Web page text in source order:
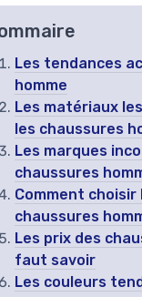
Les tendances
homme
Les matériaux
les chaussures
Les marques
chaussures
Comment choisir
chaussures
Les prix des
faut savoir
Les couleurs